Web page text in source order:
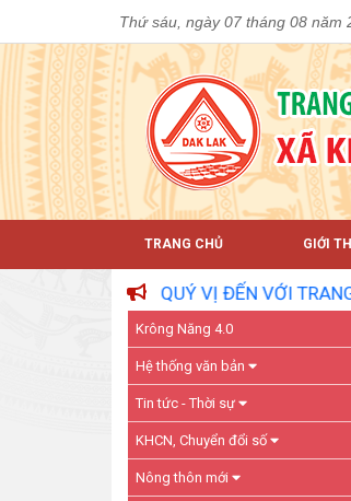
Thứ sáu, ngày 07 tháng 08 năm
TRANG CHỦ GIỚI
QUÝ VỊ ĐẾN VỚI TRANG THÔNG TIN
Krông Năng 4.0
Hệ thống văn bản
Tin tức - Thời sự
KHCN, Chuyển đổi số
Nông thôn mới